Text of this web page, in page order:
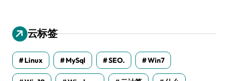
云标签
Linux MySql SEO. Win7